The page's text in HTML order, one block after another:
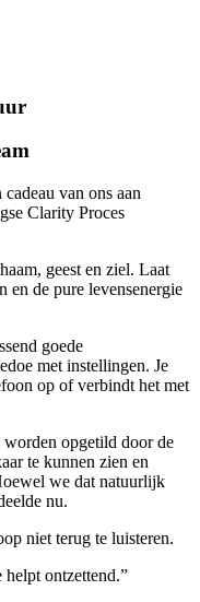
van ons aan
Clarity Proces
geest en ziel. Laat
en de pure levensenergie
goede
met instellingen. Je
op of verbindt het met
opgetild door de
te kunnen zien en
we dat natuurlijk
nu.
niet terug te luisteren.
helpt ontzettend.”